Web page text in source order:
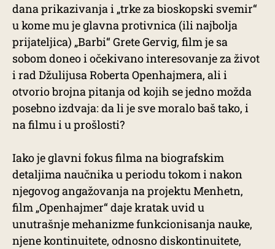
dana prikazivanja i „trke za bioskopski svemir“
u kome mu je glavna protivnica (ili najbolja
prijateljica) „Barbi“ Grete Gervig, film je sa
sobom doneo i očekivano interesovanje za život
i rad Džulijusa Roberta Openhajmera, ali i
otvorio brojna pitanja od kojih se jedno možda
posebno izdvaja: da li je sve moralo baš tako, i
na filmu i u prošlosti?
Iako je glavni fokus filma na biografskim
detaljima naučnika u periodu tokom i nakon
njegovog angažovanja na projektu Menhetn,
film „Openhajmer“ daje kratak uvid u
unutrašnje mehanizme funkcionisanja nauke,
njene kontinuitete, odnosno diskontinuitete,